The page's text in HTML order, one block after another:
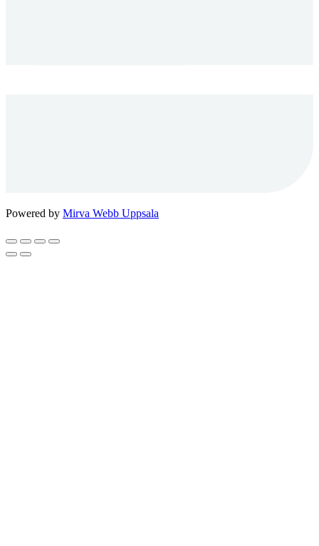
Powered by Mirva Webb Uppsala